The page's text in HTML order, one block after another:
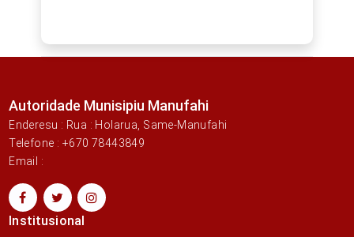
Autoridade Munisipiu Manufahi
Enderesu : Rua : Holarua, Same-Manufahi
Telefone : +670 78443849
Email :
Institusional